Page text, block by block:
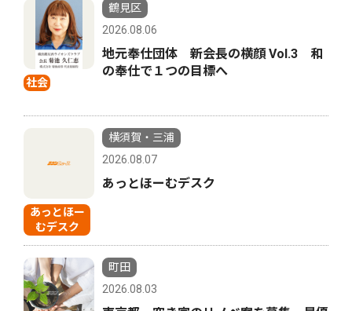
社会
鶴見区
2026.08.06
地元奉仕団体 新会長の横顔 Vol.3 和
の奉仕で１つの目標へ
あっとほー
むデスク
横須賀・三浦
2026.08.07
あっとほーむデスク
町田
2026.08.03